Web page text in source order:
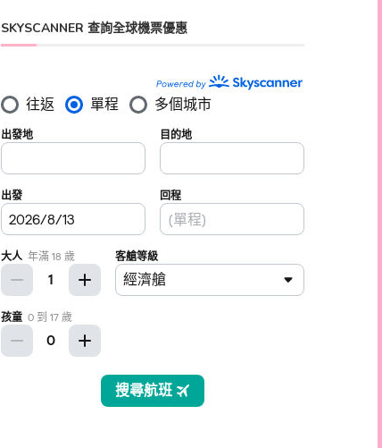
SKYSCANNER 查詢全球機票優惠